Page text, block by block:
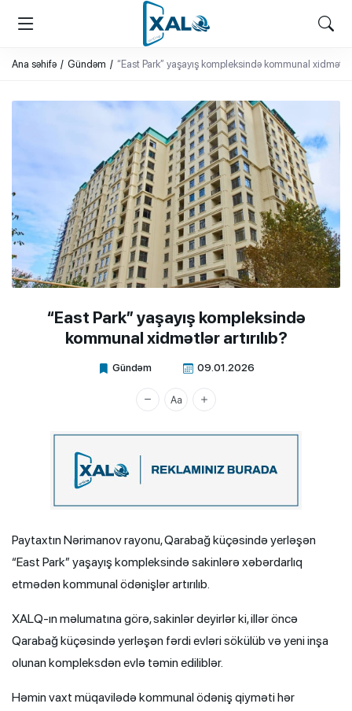
XALQ.ONLINE
ONLAYN PLATFORMA
Ana səhifə Gündəm “East Park” yaşayış kompleksində kommunal xidmətlər
“East Park” yaşayış kompleksində
kommunal xidmətlər artırılıb?
Gündəm 09.01.2026
Xalq.Online
Paytaxtın Nərimanov rayonu, Qarabağ küçəsində yerləşən
“East Park” yaşayış kompleksində sakinlərə xəbərdarlıq
etmədən kommunal ödənişlər artırılıb.
XALQ-ın məlumatına görə, sakinlər deyirlər ki, illər öncə
Qarabağ küçəsində yerləşən fərdi evləri sökülüb və yeni inşa
olunan kompleksdən evlə təmin ediliblər.
Həmin vaxt müqavilədə kommunal ödəniş qiyməti hər